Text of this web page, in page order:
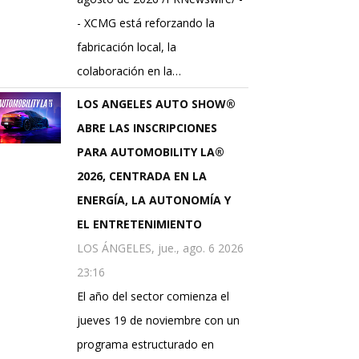
- XCMG está reforzando la
fabricación local, la
colaboración en la…
LOS ANGELES AUTO SHOW®
ABRE LAS INSCRIPCIONES
PARA AUTOMOBILITY LA®
2026, CENTRADA EN LA
ENERGÍA, LA AUTONOMÍA Y
EL ENTRETENIMIENTO
LOS ÁNGELES, jue., ago. 6 2026
23:16
El año del sector comienza el
jueves 19 de noviembre con un
programa estructurado en